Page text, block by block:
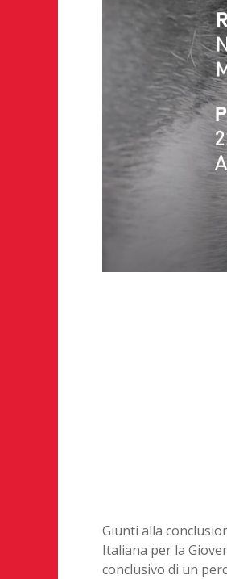
Giunti alla
Italiana per la
conclusivo di un